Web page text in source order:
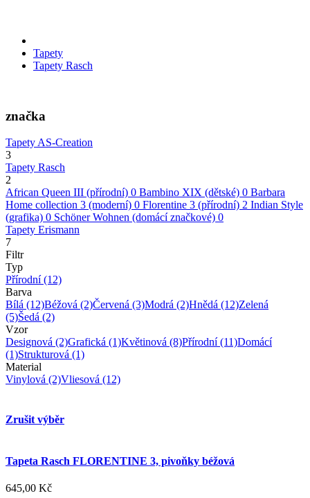
Tapety
Tapety Rasch
značka
Tapety AS-Creation
3
Tapety Rasch
2
African Queen III (přírodní) 0 Bambino XIX (dětské) 0 Barbara
Home collection 3 (moderní) 0 Florentine 3 (přírodní) 2 Indian Style
(grafika) 0 Schöner Wohnen (domácí značkové) 0
Tapety Erismann
7
Filtr
Typ
Přírodní(12)
Barva
Bílá (12)Béžová (2)Červená (3)Modrá (2)Hnědá (12)Zelená
(5)Šedá (2)
Vzor
Designová (2)Grafická (1)Květinová (8)Přírodní(11)Domácí
(1)Strukturová (1)
Material
Vinylová (2)Vliesová (12)
Zrušit výběr
Tapeta Rasch FLORENTINE 3, pivoňky béžová
645,00 Kč